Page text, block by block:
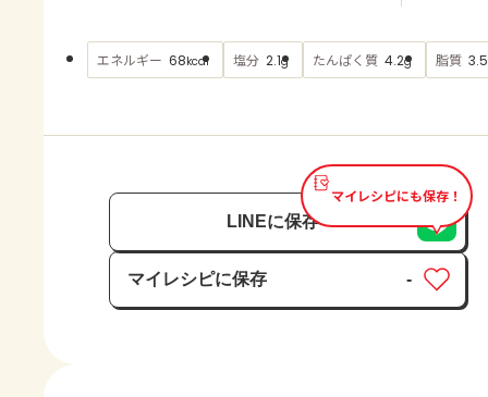
AJINOMOTO PARK とは
エネルギー 68kcal 塩分 2.1g たんぱく質 4.2g 脂質 3.5
マイレシピにも保存！
LINEに保存
マイレシピに保存
保存済み
-